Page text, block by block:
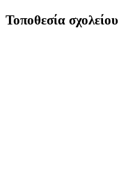
Τοποθεσία σχολείου